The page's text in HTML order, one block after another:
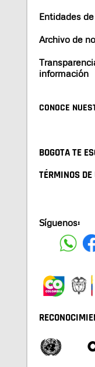
Entidades
Archivo de
información
CONOCE
BOGOTA TE
TÉRMINOS DE
Síguenos: